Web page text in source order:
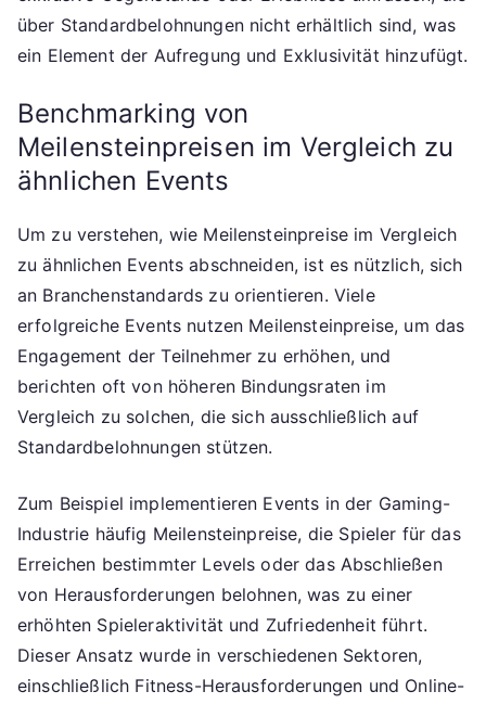
über Standardbelohnungen nicht erhältlich sind, was
ein Element der Aufregung und Exklusivität hinzufügt.
Benchmarking von
Meilensteinpreisen im Vergleich zu
ähnlichen Events
Um zu verstehen, wie Meilensteinpreise im Vergleich
zu ähnlichen Events abschneiden, ist es nützlich, sich
an Branchenstandards zu orientieren. Viele
erfolgreiche Events nutzen Meilensteinpreise, um das
Engagement der Teilnehmer zu erhöhen, und
berichten oft von höheren Bindungsraten im
Vergleich zu solchen, die sich ausschließlich auf
Standardbelohnungen stützen.
Zum Beispiel implementieren Events in der Gaming-
Industrie häufig Meilensteinpreise, die Spieler für das
Erreichen bestimmter Levels oder das Abschließen
von Herausforderungen belohnen, was zu einer
erhöhten Spieleraktivität und Zufriedenheit führt.
Dieser Ansatz wurde in verschiedenen Sektoren,
einschließlich Fitness-Herausforderungen und Online-